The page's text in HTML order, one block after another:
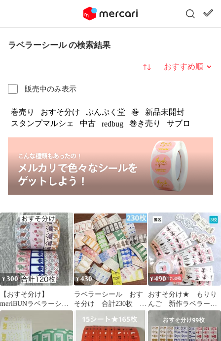
ラベラーシール の検索結果
販売中のみ表示
並び替え
巻売り おすそ分け ぷんぷく堂 巻
新品未開封
スタンプマルシェ
中古 redbug 巻き売り サブロ
¥300
【おすそ分け】
meriBUNラベラーシー
ル 6種類各20枚 合計120
枚
¥430
ラベラーシール おす
そ分け 合計230枚 46
房具
¥490
おすそ分け★ もりり
んご 新作ラベラーシ
ール 大人気 キャン
ディーダイカットメモ